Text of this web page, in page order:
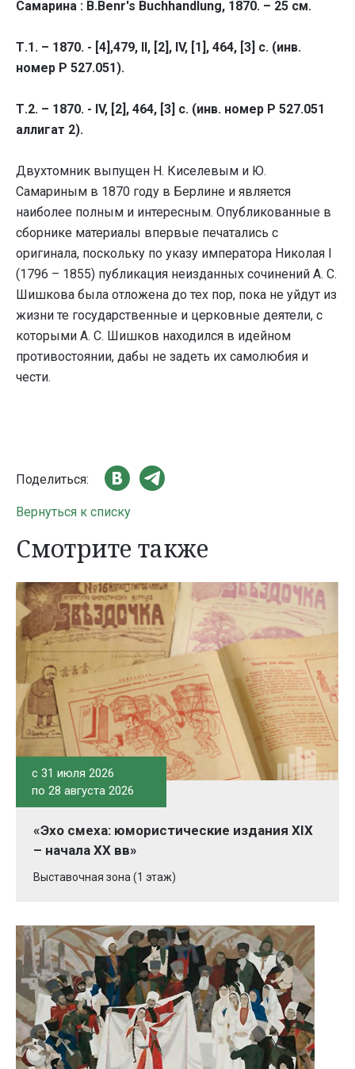
Самарина : B.Benr's Buchhandlung, 1870. – 25 см.
Т.1. – 1870. - [4],479, II, [2], IV, [1], 464, [3] с. (инв.
номер Р 527.051).
Т.2. – 1870. - IV, [2], 464, [3] с. (инв. номер Р 527.051
аллигат 2).
Двухтомник выпущен Н. Киселевым и Ю.
Самариным в 1870 году в Берлине и является
наиболее полным и интересным. Опубликованные в
сборнике материалы впервые печатались с
оригинала, поскольку по указу императора Николая I
(1796 – 1855) публикация неизданных сочинений А. С.
Шишкова была отложена до тех пор, пока не уйдут из
жизни те государственные и церковные деятели, с
которыми А. С. Шишков находился в идейном
противостоянии, дабы не задеть их самолюбия и
чести.
Поделиться:
Вернуться к списку
Смотрите также
c 31 июля 2026
по 28 августа 2026
«Эхо смеха: юмористические издания XIX
– начала XX вв»
Выставочная зона (1 этаж)